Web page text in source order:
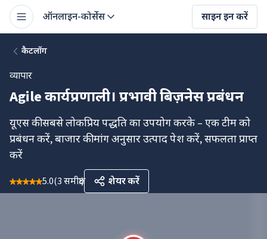
ऑनलाइन-कोर्सेस साइन इन करें
कैटलॉग
व्यापार
Agile कार्यप्रणाली। प्रभावी बिज़नेस प्रबंधन
यूएस की सबसे लोकप्रिय पद्धति का उपयोग करके – एक टीम को
प्रबंधन करें, बाजार की मांग अनुसार उत्पाद पेश करें, सफलता प्राप्त
करें
5.0(3 समीक्षा) शेयर करें